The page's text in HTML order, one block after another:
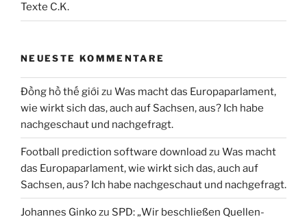
Texte C.K.
NEUESTE KOMMENTARE
Đồng hồ thế giới zu Was macht das Europaparlament,
wie wirkt sich das, auch auf Sachsen, aus? Ich habe
nachgeschaut und nachgefragt.
Football prediction software download zu Was macht
das Europaparlament, wie wirkt sich das, auch auf
Sachsen, aus? Ich habe nachgeschaut und nachgefragt.
Johannes Ginkozu SPD: „Wir beschließen Quellen-